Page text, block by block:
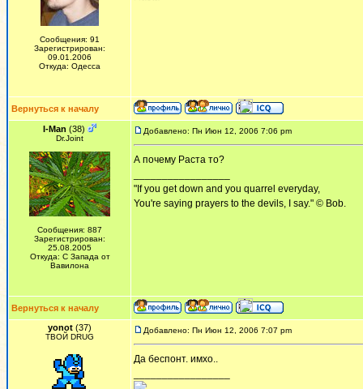
Сообщения: 91
Зарегистрирован:
09.01.2006
Откуда: Одесса
Вернуться к началу
I-Man (38)
Dr.Joint
Сообщения: 887
Зарегистрирован:
25.08.2005
Откуда: С Запада от
Вавилона
Добавлено: Пн Июн 12, 2006 7:06 pm
А почему Раста то?
"If you get down and you quarrel everyday,
You're saying prayers to the devils, I say." © Bob.
Вернуться к началу
yonot (37)
ТВОЙ DRUG
Добавлено: Пн Июн 12, 2006 7:07 pm
Да беспонт. имхо..